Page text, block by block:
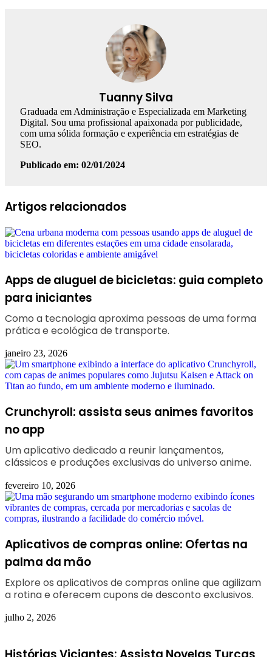
Tuanny Silva
Graduada em Administração e Especializada em Marketing
Digital. Sou uma profissional apaixonada por publicidade,
com uma sólida formação e experiência em estratégias de
SEO.
Publicado em: 02/01/2024
Facebook
Linkedin
WhatsApp
Telegram
Artigos relacionados
Apps de aluguel de bicicletas: guia completo
para iniciantes
Como a tecnologia aproxima pessoas de uma forma
prática e ecológica de transporte.
janeiro 23, 2026
Crunchyroll: assista seus animes favoritos
no app
Um aplicativo dedicado a reunir lançamentos,
clássicos e produções exclusivas do universo anime.
fevereiro 10, 2026
Aplicativos de compras online: Ofertas na
palma da mão
Explore os aplicativos de compras online que agilizam
a rotina e oferecem cupons de desconto exclusivos.
julho 2, 2026